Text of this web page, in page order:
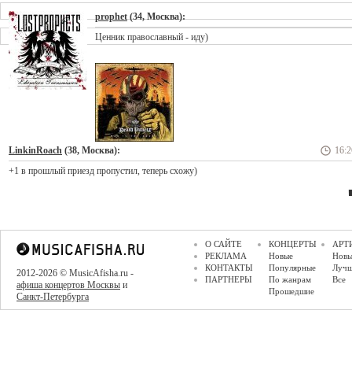
prophet (34, Москва):
Ценник православный - иду)
LinkinRoach (38, Москва):
+1 в прошлый приезд пропустил, теперь схожу)
2012-2026 © MusicAfisha.ru -
афиша концертов Москвы и
Санкт-Петербурга
О САЙТЕ
РЕКЛАМА
КОНТАКТЫ
ПАРТНЕРЫ
КОНЦЕРТЫ
Новые
Популярные
По жанрам
Прошедшие
Все